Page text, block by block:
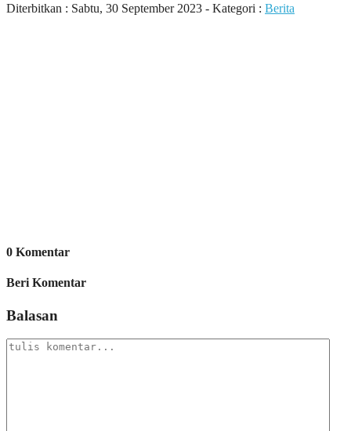
Diterbitkan : Sabtu, 30 September 2023 - Kategori : Berita
0 Komentar
Beri Komentar
Balasan